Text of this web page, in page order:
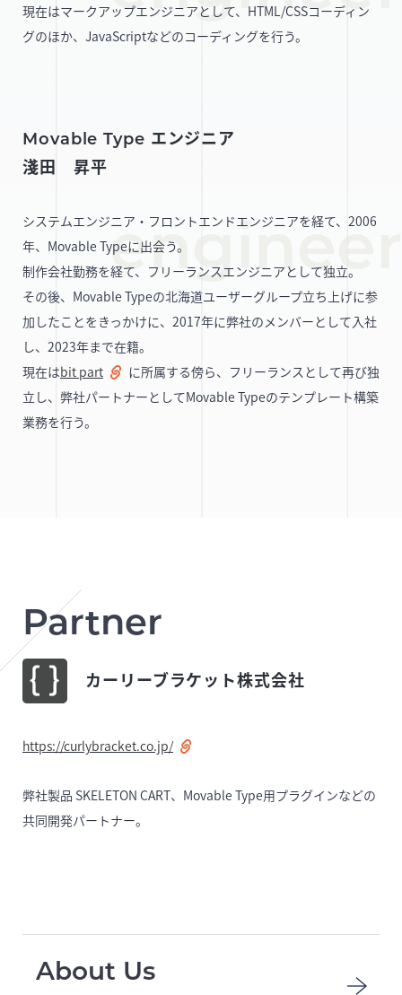
現在はマークアップエンジニアとして、HTML/CSSコーディン
グのほか、JavaScriptなどのコーディングを行う。
Movable Type エンジニア
淺田 昇平
システムエンジニア・フロントエンドエンジニアを経て、2006
年、Movable Typeに出会う。
制作会社勤務を経て、フリーランスエンジニアとして独立。
その後、Movable Typeの北海道ユーザーグループ立ち上げに参
加したことをきっかけに、2017年に弊社のメンバーとして入社
し、2023年まで在籍。
現在はbit part
に所属する傍ら、フリーランスとして再び独
立し、弊社パートナーとしてMovable Typeのテンプレート構築
業務を行う。
Partner
カーリーブラケット株式会社
https://curlybracket.co.jp/
弊社製品 SKELETON CART、Movable Type用プラグインなどの
共同開発パートナー。
About Us